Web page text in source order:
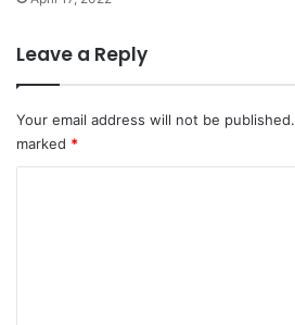
Leave a Reply
Your email address will not be published.
marked *